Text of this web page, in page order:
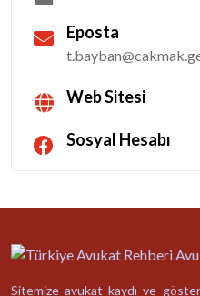
Eposta
Web Sitesi
Sosyal Hesabı
Sitemize avukat kaydı ve